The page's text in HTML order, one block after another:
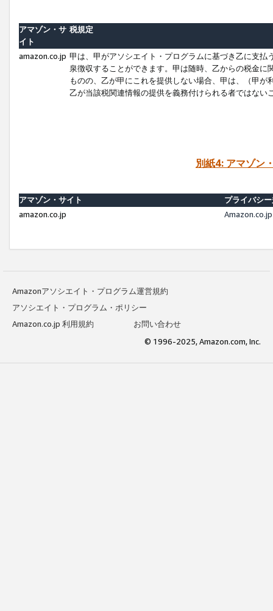
アマゾン・サ
イト
税規定
amazon.co.jp 甲は、甲がアソシエイト・プログラムに基づき乙に支
泉徴収することができます。甲は随時、乙からの税金
ものの、乙が甲にこれを提供しない場合、甲は、（甲
乙が当該税関連情報の提供を義務付けられる者ではな
別紙4: アマゾン
アマゾン・サイト
プライバシ
amazon.co.jp
Amazonアソシエイト・プログラム運営規約
アソシエイト・プログラム・ポリシー
Amazon.co.jp 利用規約
お問い合わせ
© 1996-2025, Amazon.com, Inc.